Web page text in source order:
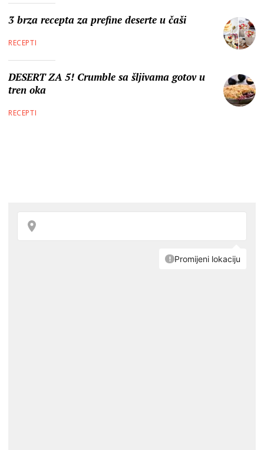
3 brza recepta za prefine deserte u čaši
RECEPTI
DESERT ZA 5! Crumble sa šljivama gotov u
tren oka
RECEPTI